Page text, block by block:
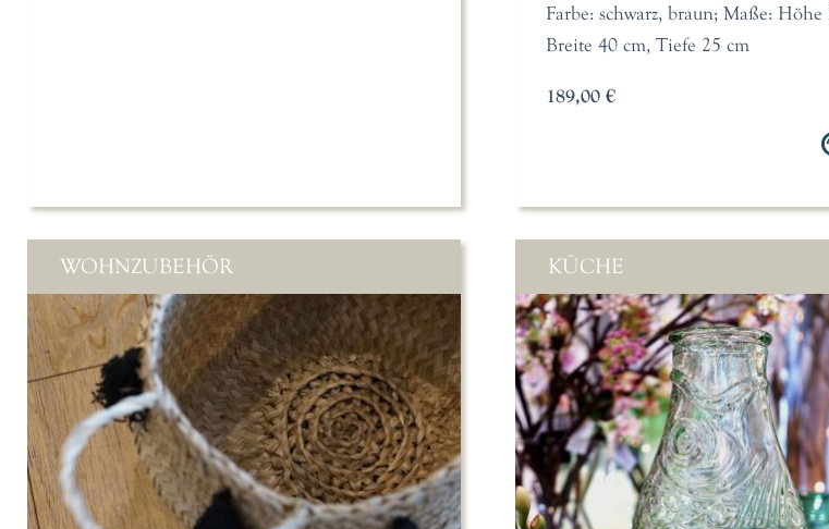
Farbe: schwarz, braun; Maße: Höhe
Breite 40 cm, Tiefe 25 cm
189,00 €
WOHNZUBEHÖR KÜCHE